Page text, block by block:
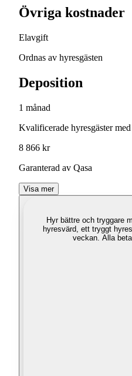
Övriga kostnader
Elavgift
Ordnas av hyresgästen
Deposition
1 månad
Kvalificerade hyresgäster
8 866 kr
Garanterad av Qasa
Visa mer
Hyr bättre och tryggare
hyresvärd, ett tryggt
veckan. Alla